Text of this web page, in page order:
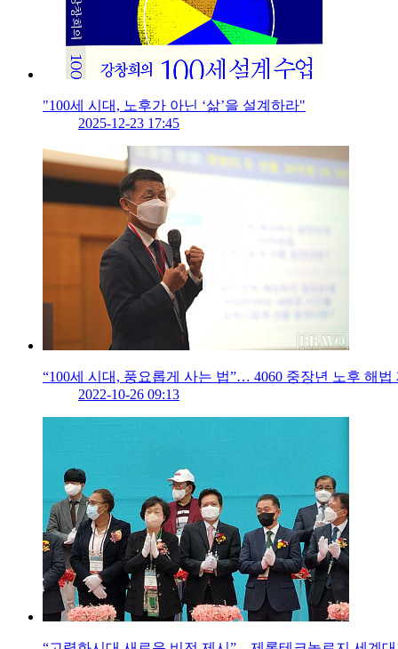
"100세 시대, 노후가 아닌 ‘삶’을 설계하라"
2025-12-23 17:45
“100세 시대, 풍요롭게 사는 법”… 4060 중장년 노후 해법
2022-10-26 09:13